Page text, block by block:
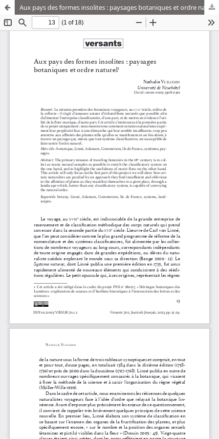
Aux pays des formes insolites : paysages botaniques et ordre naturel